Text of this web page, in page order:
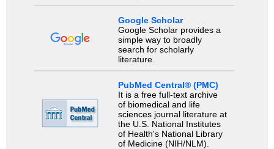
Google Scholar
Google Scholar provides a
simple way to broadly
search for scholarly
literature.
PubMed Central® (PMC)
It is a free full-text archive
of biomedical and life
sciences journal literature at
the U.S. National Institutes
of Health's National Library
of Medicine (NIH/NLM).